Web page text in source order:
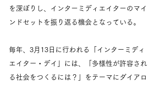
を深ぼりし、インターミディエイターのマイ
ンドセットを振り返る機会となっている。
毎年、3月13日に行われる「インターミディ
エイター・デイ」には、「多様性が許容され
る社会をつくるには？」をテーマにダイアロ